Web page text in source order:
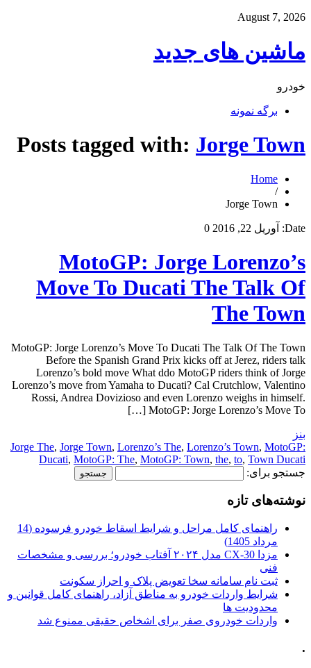
August 7, 2026
ماشین های جدید
خودرو
برگه نمونه
Posts tagged with: Jorge Town
Home
/
Jorge Town
Date: آوریل 22, 2016 0
MotoGP: Jorge Lorenzo’s
Move To Ducati The Talk Of
The Town
MotoGP: Jorge Lorenzo’s Move To Ducati The Talk Of The Town
Before the Spanish Grand Prix kicks off at Jerez, riders talk
Lorenzo’s bold move What ddo MotoGP riders think of Jorge
Lorenzo’s move from Yamaha to Ducati? Cal Crutchlow, Valentino
Rossi, Andrea Dovizioso and even Lorenzo weighs in himself.
MotoGP: Jorge Lorenzo’s Move To […]
بنز
Jorge The, Jorge Town, Lorenzo’s The, Lorenzo’s Town, MotoGP:
Ducati, MotoGP: The, MotoGP: Town, the, to, Town Ducati
جستجو برای:
نوشته‌های تازه
راهنمای کامل مراحل و شرایط اسقاط خودرو فرسوده (14
مرداد 1405)
مزدا CX-30 مدل ۲۰۲۴ آفتاب خودرو؛ بررسی و مشخصات
فنی
ثبت نام سامانه سخا تعویض پلاک و احراز سکونت
شرایط واردات خودرو به مناطق آزاد، راهنمای کامل قوانین و
محدودیت ها
واردات خودروی صفر برای اشخاص حقیقی ممنوع شد
.